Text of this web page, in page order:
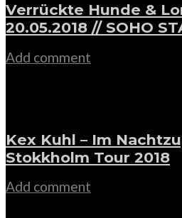
Verrückte Hunde &
20.05.2018 // SOHO
Add comment
Kex Kuhl – Im
Stokkholm Tour 2018
Add comment